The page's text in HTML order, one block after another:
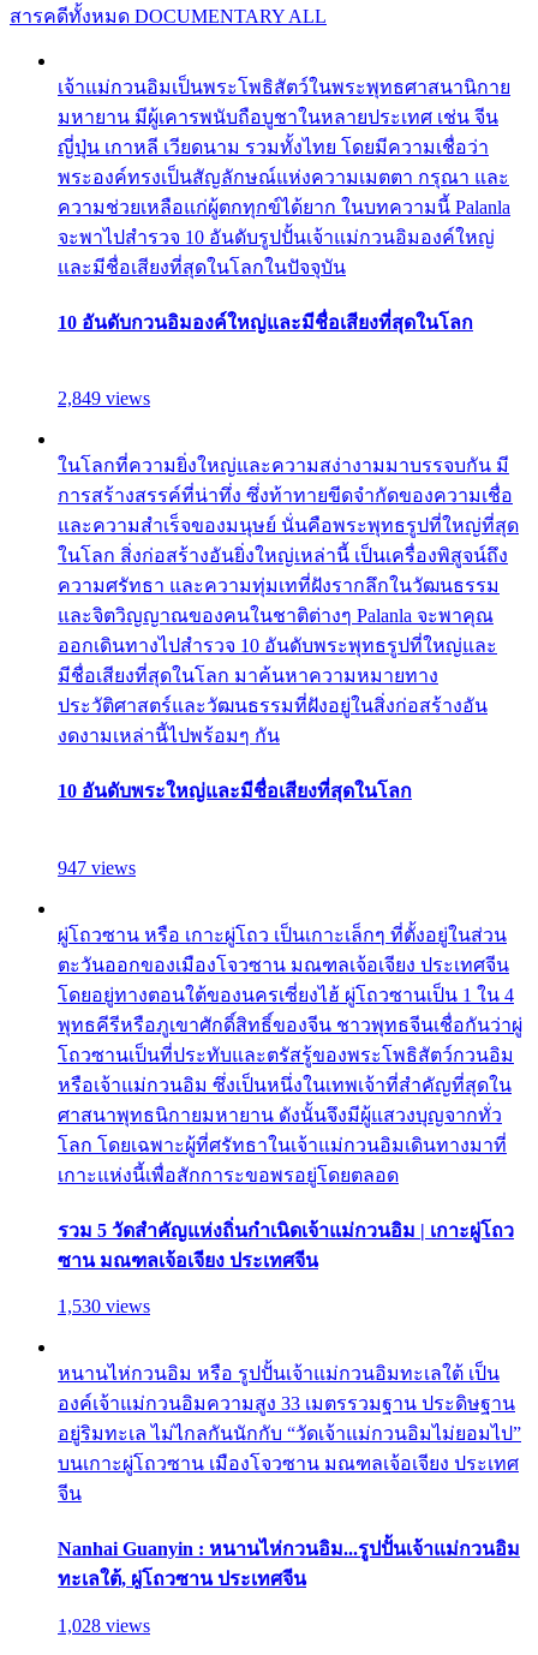
สารคดีทั้งหมด DOCUMENTARY ALL
เจ้าแม่กวนอิมเป็นพระโพธิสัตว์ในพระพุทธศาสนานิกาย
มหายาน มีผู้เคารพนับถือบูชาในหลายประเทศ เช่น จีน
ญี่ปุ่น เกาหลี เวียดนาม รวมทั้งไทย โดยมีความเชื่อว่า
พระองค์ทรงเป็นสัญลักษณ์แห่งความเมตตา กรุณา และ
ความช่วยเหลือแก่ผู้ตกทุกข์ได้ยาก ในบทความนี้ Palanla
จะพาไปสำรวจ 10 อันดับรูปปั้นเจ้าแม่กวนอิมองค์ใหญ่
และมีชื่อเสียงที่สุดในโลกในปัจจุบัน
10 อันดับกวนอิมองค์ใหญ่และมีชื่อเสียงที่สุดในโลก
2,849 views
ในโลกที่ความยิ่งใหญ่และความสง่างามมาบรรจบกัน มี
การสร้างสรรค์ที่น่าทึ่ง ซึ่งท้าทายขีดจำกัดของความเชื่อ
และความสำเร็จของมนุษย์ นั่นคือพระพุทธรูปที่ใหญ่ที่สุด
ในโลก สิ่งก่อสร้างอันยิ่งใหญ่เหล่านี้ เป็นเครื่องพิสูจน์ถึง
ความศรัทธา และความทุ่มเทที่ฝังรากลึกในวัฒนธรรม
และจิตวิญญาณของคนในชาติต่างๆ Palanla จะพาคุณ
ออกเดินทางไปสำรวจ 10 อันดับพระพุทธรูปที่ใหญ่และ
มีชื่อเสียงที่สุดในโลก มาค้นหาความหมายทาง
ประวัติศาสตร์และวัฒนธรรมที่ฝังอยู่ในสิ่งก่อสร้างอัน
งดงามเหล่านี้ไปพร้อมๆ กัน
10 อันดับพระใหญ่และมีชื่อเสียงที่สุดในโลก
947 views
ผู่โถวซาน หรือ เกาะผู่โถว เป็นเกาะเล็กๆ ที่ตั้งอยู่ในส่วน
ตะวันออกของเมืองโจวซาน มณฑลเจ้อเจียง ประเทศจีน
โดยอยู่ทางตอนใต้ของนครเซี่ยงไฮ้ ผู่โถวซานเป็น 1 ใน 4
พุทธคีรีหรือภูเขาศักดิ์สิทธิ์ของจีน ชาวพุทธจีนเชื่อกันว่าผู่
โถวซานเป็นที่ประทับและตรัสรู้ของพระโพธิสัตว์กวนอิม
หรือเจ้าแม่กวนอิม ซึ่งเป็นหนึ่งในเทพเจ้าที่สำคัญที่สุดใน
ศาสนาพุทธนิกายมหายาน ดังนั้นจึงมีผู้แสวงบุญจากทั่ว
โลก โดยเฉพาะผู้ที่ศรัทธาในเจ้าแม่กวนอิมเดินทางมาที่
เกาะแห่งนี้เพื่อสักการะขอพรอยู่โดยตลอด
รวม 5 วัดสำคัญแห่งถิ่นกำเนิดเจ้าแม่กวนอิม | เกาะผู่โถว
ซาน มณฑลเจ้อเจียง ประเทศจีน
1,530 views
หนานไห่กวนอิม หรือ รูปปั้นเจ้าแม่กวนอิมทะเลใต้ เป็น
องค์เจ้าแม่กวนอิมความสูง 33 เมตรรวมฐาน ประดิษฐาน
อยู่ริมทะเล ไม่ไกลกันนักกับ “วัดเจ้าแม่กวนอิมไม่ยอมไป”
บนเกาะผู่โถวซาน เมืองโจวซาน มณฑลเจ้อเจียง ประเทศ
จีน
Nanhai Guanyin : หนานไห่กวนอิม...รูปปั้นเจ้าแม่กวนอิม
ทะเลใต้, ผู่โถวซาน ประเทศจีน
1,028 views